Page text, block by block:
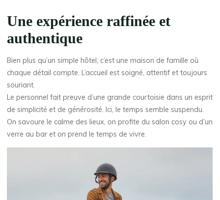
Une expérience raffinée et
authentique
Bien plus qu’un simple hôtel, c’est une maison de famille où
chaque détail compte. L’accueil est soigné, attentif et toujours
souriant.
Le personnel fait preuve d’une grande courtoisie dans un esprit
de simplicité et de générosité. Ici, le temps semble suspendu.
On savoure le calme des lieux, on profite du salon cosy ou d’un
verre au bar et on prend le temps de vivre.